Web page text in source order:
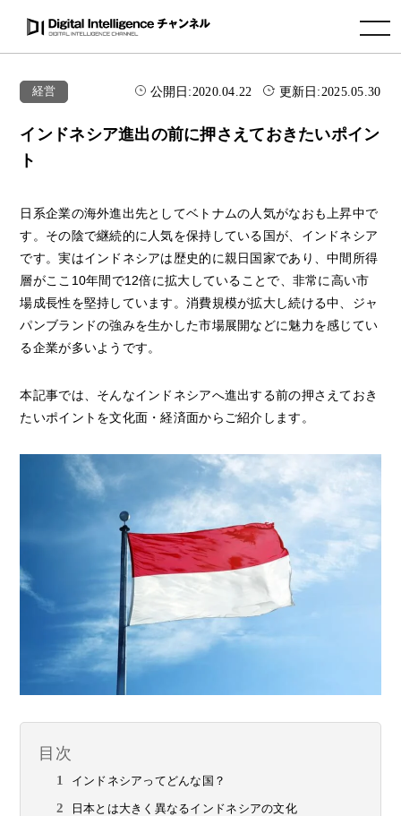
toggle navigation
経営 公開日:2020.04.22 更新日:2025.05.30
インドネシア進出の前に押さえておきたいポイン
ト
日系企業の海外進出先としてベトナムの人気がなおも上昇中で
す。その陰で継続的に人気を保持している国が、インドネシア
です。実はインドネシアは歴史的に親日国家であり、中間所得
層がここ10年間で12倍に拡大していることで、非常に高い市
場成長性を堅持しています。消費規模が拡大し続ける中、ジャ
パンブランドの強みを生かした市場展開などに魅力を感じてい
る企業が多いようです。
本記事では、そんなインドネシアへ進出する前の押さえておき
たいポイントを文化面・経済面からご紹介します。
目次
インドネシアってどんな国？
日本とは大きく異なるインドネシアの文化